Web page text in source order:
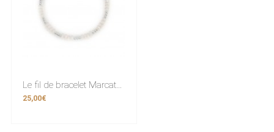
Le fil de bracelet Marcato Matt tender
25,00€